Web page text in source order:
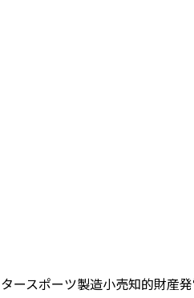
ースポーツ製造小売知的財産